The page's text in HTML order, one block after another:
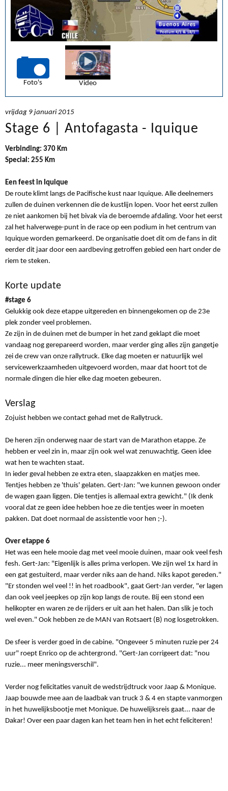
Foto's Video
vrijdag 9 januari 2015
Stage 6 | Antofagasta - Iquique
Verbinding: 370 Km
Special: 255 Km
Een feest in Iquique
De route klimt langs de Pacifische kust naar Iquique. Alle deelnemers
zullen de duinen verkennen die de kustlijn lopen. Voor het eerst zullen
ze niet aankomen bij het bivak via de beroemde afdaling. Voor het eerst
zal het halverwege-punt in de race op een podium in het centrum van
Iquique worden gemarkeerd. De organisatie doet dit om de fans in dit
eerder dit jaar door een aardbeving getroffen gebied een hart onder de
riem te steken.
Korte update
#stage 6
Gelukkig ook deze etappe uitgereden en binnengekomen op de 23e
plek zonder veel problemen.
Ze zijn in de duinen met de bumper in het zand geklapt die moet
vandaag nog gerepareerd worden, maar verder ging alles zijn gangetje
zei de crew van onze rallytruck. Elke dag moeten er natuurlijk wel
servicewerkzaamheden uitgevoerd worden, maar dat hoort tot de
normale dingen die hier elke dag moeten gebeuren.
Verslag
Zojuist hebben we contact gehad met de Rallytruck.
De heren zijn onderweg naar de start van de Marathon etappe. Ze
hebben er veel zin in, maar zijn ook wel wat zenuwachtig. Geen idee
wat hen te wachten staat.
In ieder geval hebben ze extra eten, slaapzakken en matjes mee.
Tentjes hebben ze 'thuis' gelaten. Gert-Jan: "we kunnen gewoon onder
de wagen gaan liggen. Die tentjes is allemaal extra gewicht." (Ik denk
vooral dat ze geen idee hebben hoe ze die tentjes weer in moeten
pakken. Dat doet normaal de assistentie voor hen ;-).
Over etappe 6
Het was een hele mooie dag met veel mooie duinen, maar ook veel fesh
fesh. Gert-Jan: "Eigenlijk is alles prima verlopen. We zijn wel 1x hard in
een gat gestuiterd, maar verder niks aan de hand. Niks kapot gereden."
"Er stonden wel veel !! in het roadbook", gaat Gert-Jan verder, "er lagen
dan ook veel jeepkes op zijn kop langs de route. Bij een stond een
helikopter en waren ze de rijders er uit aan het halen. Dan slik je toch
wel even." Ook hebben ze de MAN van Rotsaert (B) nog losgetrokken.
De sfeer is verder goed in de cabine. "Ongeveer 5 minuten ruzie per 24
uur" roept Enrico op de achtergrond. "Gert-Jan corrigeert dat: "nou
ruzie... meer meningsverschil".
Verder nog felicitaties vanuit de wedstrijdtruck voor Jaap & Monique.
Jaap bouwde mee aan de laadbak van truck 3 & 4 en stapte vanmorgen
in het huwelijksbootje met Monique. De huwelijksreis gaat... naar de
Dakar! Over een paar dagen kan het team hen in het echt feliciteren!